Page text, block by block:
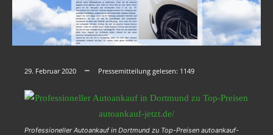
29. Februar 2020 Pressemitteilung gelesen: 1149
Professioneller Autoankauf in Dortmund zu Top-Preisen autoankauf-